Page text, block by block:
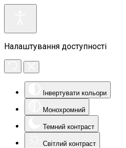
Налаштування доступності
Інвертувати кольори
Монохромний
Темний контраст
Світлий контраст